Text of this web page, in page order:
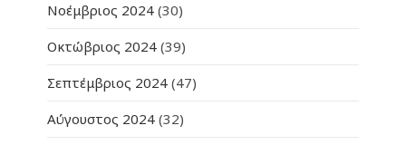
Νοέμβριος 2024 (30)
Οκτώβριος 2024 (39)
Σεπτέμβριος 2024 (47)
Αύγουστος 2024 (32)